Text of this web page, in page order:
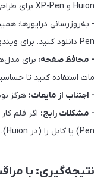
Huion و XP-Pen برای طراحی طبیعی طراحی شده‌اند.
Pen دانلود کنید. برای ویندوز یا مک، نسخه جدید مشکلات را حل می‌کند.
- محافظ صفحه:
مات استفاده کنید تا
- اجتناب از مایعات: هرگز
- مشکلات رایج:
Pen) یا کابل را (در Huion).
نتیجه‌گیری: با